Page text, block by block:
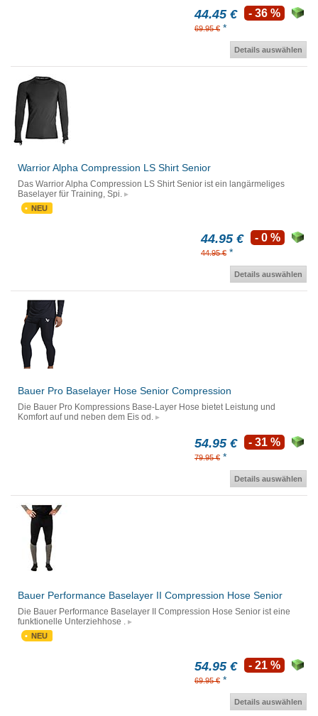
44.45 €
69.95 € *
- 36 %
Details auswählen
Warrior Alpha Compression LS Shirt Senior
Das Warrior Alpha Compression LS Shirt Senior ist ein langärmeliges
Baselayer für Training, Spi.
NEU
44.95 €
44.95 € *
- 0 %
Details auswählen
Bauer Pro Baselayer Hose Senior Compression
Die Bauer Pro Kompressions Base-Layer Hose bietet Leistung und
Komfort auf und neben dem Eis od.
54.95 €
79.95 € *
- 31 %
Details auswählen
Bauer Performance Baselayer II Compression Hose Senior
Die Bauer Performance Baselayer II Compression Hose Senior ist eine
funktionelle Unterziehhose .
NEU
54.95 €
69.95 € *
- 21 %
Details auswählen